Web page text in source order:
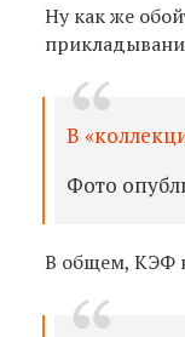
Ну как же
В
Фото
В общем, КЭФ